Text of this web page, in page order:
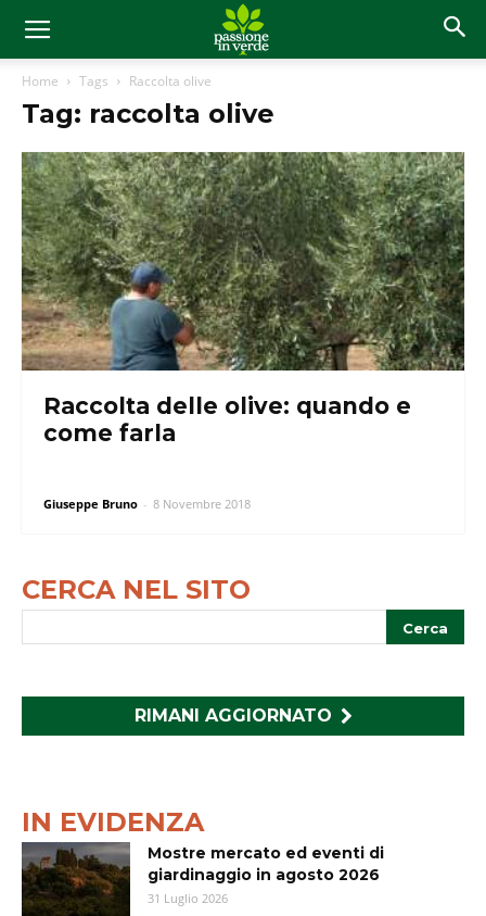
Home Tags Raccolta olive
Tag: raccolta olive
Raccolta delle olive: quando e
come farla
Giuseppe Bruno - 8 Novembre 2018
CERCA NEL SITO
RIMANI AGGIORNATO
IN EVIDENZA
Mostre mercato ed eventi di
giardinaggio in agosto 2026
31 Luglio 2026